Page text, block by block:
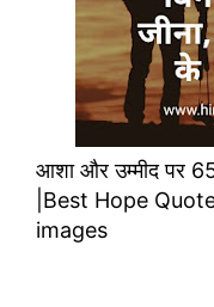
आशा और उम्मीद पर
|Best Hope
images